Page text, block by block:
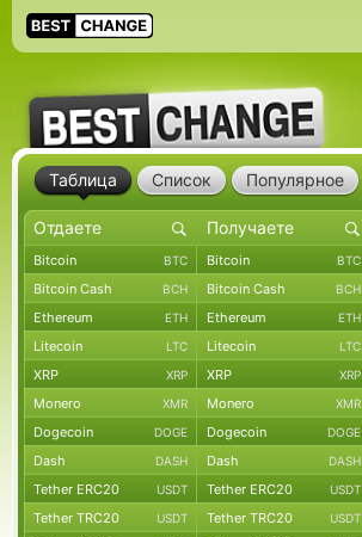
Таблица Список Популярное
Bitcoin BTC Bitcoin BTC
Bitcoin Cash BCH Bitcoin Cash BCH
Ethereum ETH Ethereum ETH
Litecoin LTC Litecoin LTC
XRP XRP XRP XRP
Monero XMR Monero XMR
Dogecoin DOGE Dogecoin DOGE
Dash DASH Dash DASH
Tether ERC20 USDT Tether ERC20 USDT
Tether TRC20 USDT Tether TRC20 USDT